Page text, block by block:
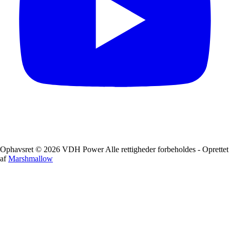
Ophavsret © 2026 VDH Power Alle rettigheder forbeholdes - Oprettet
afMarshmallow